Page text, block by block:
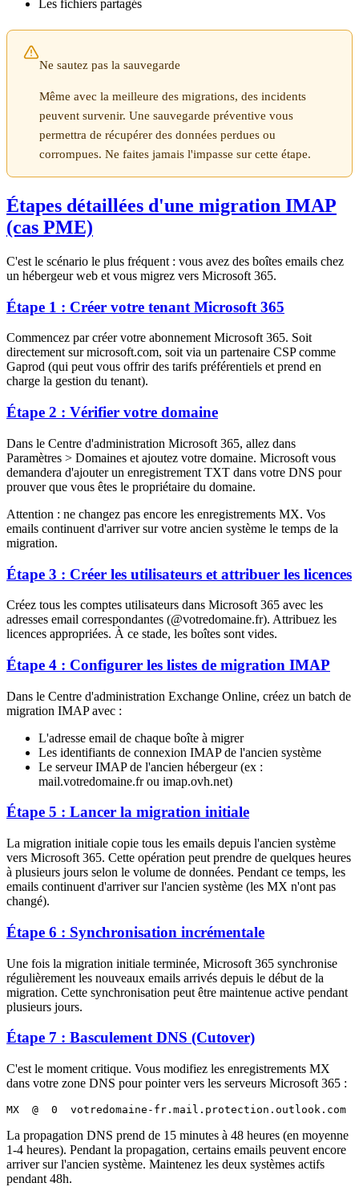
Les fichiers partagés
Ne sautez pas la sauvegarde
Même avec la meilleure des migrations, des incidents
peuvent survenir. Une sauvegarde préventive vous
permettra de récupérer des données perdues ou
corrompues. Ne faites jamais l'impasse sur cette étape.
Étapes détaillées d'une migration IMAP
(cas PME)
C'est le scénario le plus fréquent : vous avez des boîtes emails chez
un hébergeur web et vous migrez vers Microsoft 365.
Étape 1 : Créer votre tenant Microsoft 365
Commencez par créer votre abonnement Microsoft 365. Soit
directement sur microsoft.com, soit via un partenaire CSP comme
Gaprod (qui peut vous offrir des tarifs préférentiels et prend en
charge la gestion du tenant).
Étape 2 : Vérifier votre domaine
Dans le Centre d'administration Microsoft 365, allez dans
Paramètres > Domaines et ajoutez votre domaine. Microsoft vous
demandera d'ajouter un enregistrement TXT dans votre DNS pour
prouver que vous êtes le propriétaire du domaine.
Attention : ne changez pas encore les enregistrements MX. Vos
emails continuent d'arriver sur votre ancien système le temps de la
migration.
Étape 3 : Créer les utilisateurs et attribuer les licences
Créez tous les comptes utilisateurs dans Microsoft 365 avec les
adresses email correspondantes (@votredomaine.fr). Attribuez les
licences appropriées. À ce stade, les boîtes sont vides.
Étape 4 : Configurer les listes de migration IMAP
Dans le Centre d'administration Exchange Online, créez un batch de
migration IMAP avec :
L'adresse email de chaque boîte à migrer
Les identifiants de connexion IMAP de l'ancien système
Le serveur IMAP de l'ancien hébergeur (ex :
mail.votredomaine.fr ou imap.ovh.net)
Étape 5 : Lancer la migration initiale
La migration initiale copie tous les emails depuis l'ancien système
vers Microsoft 365. Cette opération peut prendre de quelques heures
à plusieurs jours selon le volume de données. Pendant ce temps, les
emails continuent d'arriver sur l'ancien système (les MX n'ont pas
changé).
Étape 6 : Synchronisation incrémentale
Une fois la migration initiale terminée, Microsoft 365 synchronise
régulièrement les nouveaux emails arrivés depuis le début de la
migration. Cette synchronisation peut être maintenue active pendant
plusieurs jours.
Étape 7 : Basculement DNS (Cutover)
C'est le moment critique. Vous modifiez les enregistrements MX
dans votre zone DNS pour pointer vers les serveurs Microsoft 365 :
La propagation DNS prend de 15 minutes à 48 heures (en moyenne
1-4 heures). Pendant la propagation, certains emails peuvent encore
arriver sur l'ancien système. Maintenez les deux systèmes actifs
pendant 48h.